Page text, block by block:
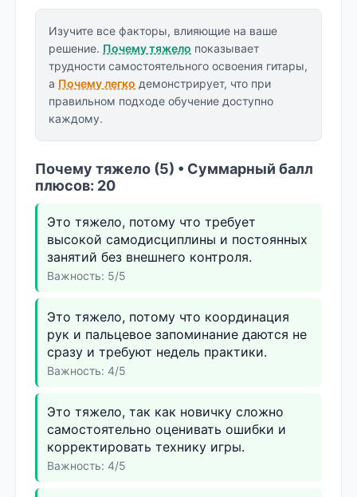
Изучите все факторы, влияющие на ваше
решение. Почему тяжело показывает
трудности самостоятельного освоения гитары,
а Почему легко демонстрирует, что при
правильном подходе обучение доступно
каждому.
Почему тяжело (5) • Суммарный балл
плюсов: 20
Это тяжело, потому что требует
высокой самодисциплины и постоянных
занятий без внешнего контроля.
Важность: 5/5
Это тяжело, потому что координация
рук и пальцевое запоминание даются не
сразу и требуют недель практики.
Важность: 4/5
Это тяжело, так как новичку сложно
самостоятельно оценивать ошибки и
корректировать технику игры.
Важность: 4/5